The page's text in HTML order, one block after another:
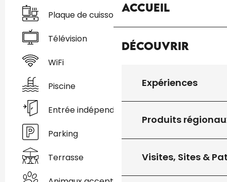
Accueil
Découvrir
Expériences
Produits
Visites, Sites &
Plaque de cuisson
Télévision
WiFi
Piscine
Entrée indépendante
Parking
Terrasse